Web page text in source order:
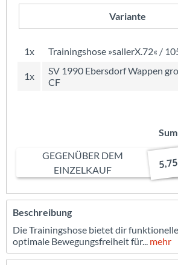
Variante
1x Trainingshose »sallerX.72« /
1x
SV 1990 Ebersdorf Wappen
CF
GEGENÜBER DEM
EINZELKAUF
Beschreibung
Die Trainingshose bietet dir
optimale Bewegungsfreiheit für... mehr